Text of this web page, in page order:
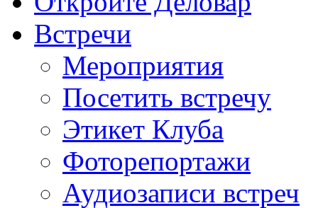
Встречи
Мероприятия
Посетить встречу
Этикет Клуба
Фоторепортажи
Аудиозаписи встреч